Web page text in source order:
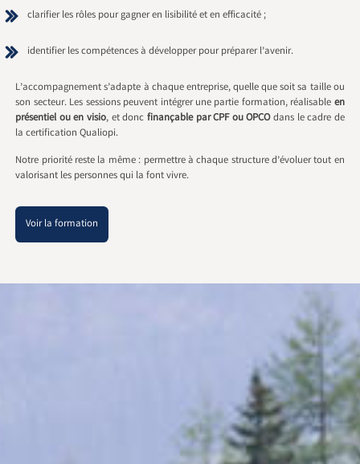
clarifier les rôles pour gagner en lisibilité et en efficacité ;
identifier les compétences à développer pour préparer l’avenir.
L’accompagnement s’adapte à chaque entreprise, quelle que soit sa taille ou
son secteur. Les sessions peuvent intégrer une partie formation, réalisable en
présentiel ou en visio, et donc finançable par CPF ou OPCOdans le cadre de
la certification Qualiopi.
Notre priorité reste la même : permettre à chaque structure d’évoluer tout en
valorisant les personnes qui la font vivre.
Voir la formation